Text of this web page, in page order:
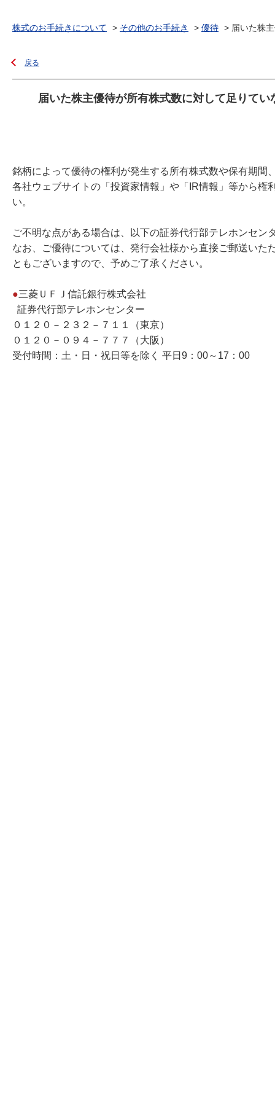
株式のお手続きについて > その他のお手続き > 優待 > 届いた株
戻る
届いた株主優待が所有株式数に対して足りて
銘柄によって優待の権利が発生する所有株式数や保有期間
各社ウェブサイトの「投資家情報」や「IR情報」等から
い。
ご不明な点がある場合は、以下の証券代行部テレホンセン
なお、ご優待については、発行会社様から直接ご郵送い
ともございますので、予めご了承ください。
●三菱ＵＦＪ信託銀行株式会社
証券代行部テレホンセンター
０１２０－２３２－７１１（東京）
０１２０－０９４－７７７（大阪）
受付時間：土・日・祝日等を除く 平日9：00～17：00